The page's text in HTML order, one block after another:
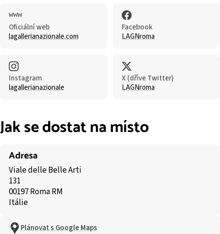
Oficiální web
lagallerianazionale.com
Facebook
LAGNroma
Instagram
lagallerianazionale
X (dříve Twitter)
LAGNroma
Jak se dostat na místo
Adresa
Viale delle Belle Arti
131
00197 Roma RM
Itálie
Plánovat s Google Maps